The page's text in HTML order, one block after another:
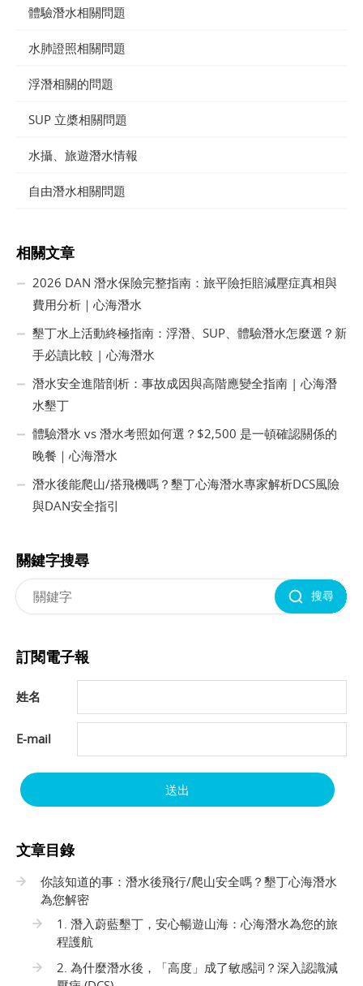
體驗潛水相關問題
水肺證照相關問題
浮潛相關的問題
SUP 立槳相關問題
水攝、旅遊潛水情報
自由潛水相關問題
相關文章
2026 DAN 潛水保險完整指南：旅平險拒賠減壓症真相與
費用分析｜心海潛水
墾丁水上活動終極指南：浮潛、SUP、體驗潛水怎麼選？新
手必讀比較 | 心海潛水
潛水安全進階剖析：事故成因與高階應變全指南 | 心海潛
水墾丁
體驗潛水 vs 潛水考照如何選？$2,500 是一頓確認關係的
晚餐｜心海潛水
潛水後能爬山/搭飛機嗎？墾丁心海潛水專家解析DCS風險
與DAN安全指引
關鍵字搜尋
搜尋
訂閱電子報
姓名
E-mail
送出
文章目錄
你該知道的事：潛水後飛行/爬山安全嗎？墾丁心海潛水
為您解密
1. 潛入蔚藍墾丁，安心暢遊山海：心海潛水為您的旅
程護航
2. 為什麼潛水後，「高度」成了敏感詞？深入認識減